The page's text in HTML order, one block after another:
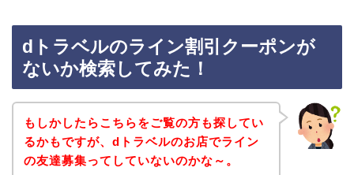
dトラベルのライン割引クーポンが
ないか検索してみた！
もしかしたらこちらをご覧の方も探してい
るかもですが、dトラベルのお店でライン
の友達募集ってしていないのかな～。